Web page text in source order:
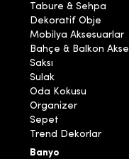
Tabure & Sehpa
Dekoratif Obje
Mobilya Aksesuarlar
Bahçe & Balkon
Saksı
Sulak
Oda Kokusu
Organizer
Sepet
Trend Dekorlar
Banyo